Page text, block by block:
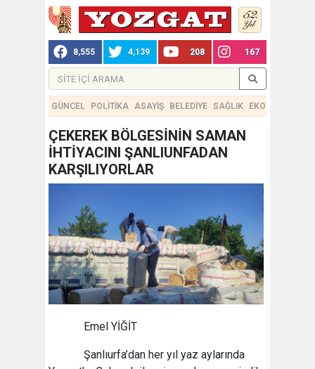
8,555 4,139 208 167
GÜNCEL POLİTİKA ASAYİŞ BELEDİYE SAĞLIK EKONOMİ
ÇEKEREK BÖLGESİNİN SAMAN
İHTİYACINI ŞANLIUNFADAN
KARŞILIYORLAR
Emel YİĞİT
Şanlıurfa’dan her yıl yaz aylarında